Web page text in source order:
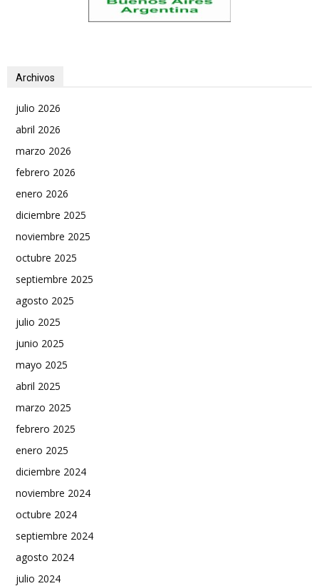
Archivos
julio 2026
abril 2026
marzo 2026
febrero 2026
enero 2026
diciembre 2025
noviembre 2025
octubre 2025
septiembre 2025
agosto 2025
julio 2025
junio 2025
mayo 2025
abril 2025
marzo 2025
febrero 2025
enero 2025
diciembre 2024
noviembre 2024
octubre 2024
septiembre 2024
agosto 2024
julio 2024